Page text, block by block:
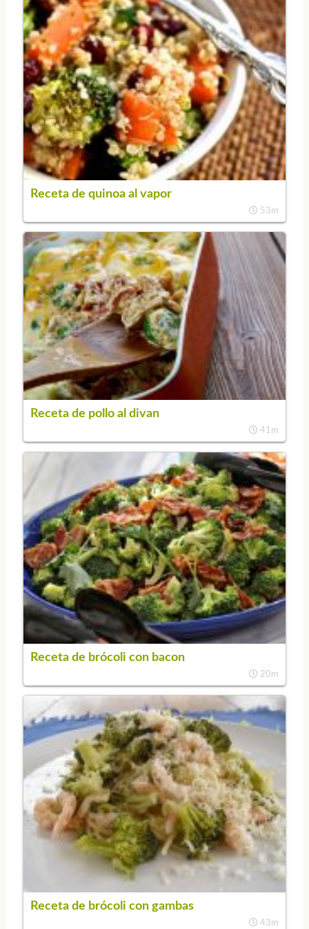
Receta de quinoa al vapor
53m
Receta de pollo al divan
41m
Receta de brócoli con bacon
20m
Receta de brócoli con gambas
43m